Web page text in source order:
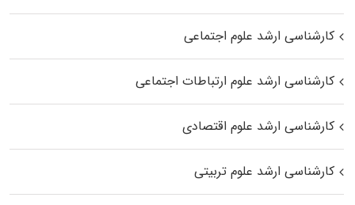
کارشناسی ارشد علوم اجتماعی
کارشناسی ارشد علوم ارتباطات اجتماعی
کارشناسی ارشد علوم اقتصادی
کارشناسی ارشد علوم تربیتی